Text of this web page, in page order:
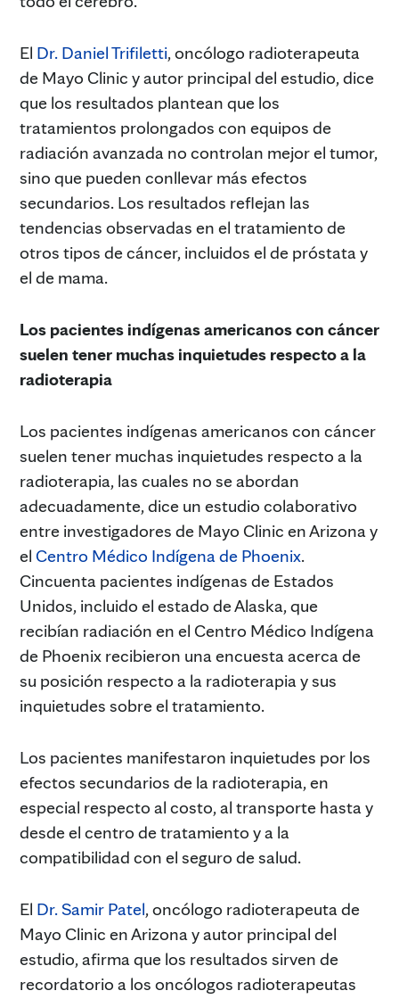
El Dr. Daniel Trifiletti, oncólogo radioterapeuta
de Mayo Clinic y autor principal del estudio, dice
que los resultados plantean que los
tratamientos prolongados con equipos de
radiación avanzada no controlan mejor el tumor,
sino que pueden conllevar más efectos
secundarios. Los resultados reflejan las
tendencias observadas en el tratamiento de
otros tipos de cáncer, incluidos el de próstata y
el de mama.
Los pacientes indígenas americanos con cáncer
suelen tener muchas inquietudes respecto a la
radioterapia
Los pacientes indígenas americanos con cáncer
suelen tener muchas inquietudes respecto a la
radioterapia, las cuales no se abordan
adecuadamente, dice un estudio colaborativo
entre investigadores de Mayo Clinic en Arizona y
el Centro Médico Indígena de Phoenix.
Cincuenta pacientes indígenas de Estados
Unidos, incluido el estado de Alaska, que
recibían radiación en el Centro Médico Indígena
de Phoenix recibieron una encuesta acerca de
su posición respecto a la radioterapia y sus
inquietudes sobre el tratamiento.
Los pacientes manifestaron inquietudes por los
efectos secundarios de la radioterapia, en
especial respecto al costo, al transporte hasta y
desde el centro de tratamiento y a la
compatibilidad con el seguro de salud.
El Dr. Samir Patel, oncólogo radioterapeuta de
Mayo Clinic en Arizona y autor principal del
estudio, afirma que los resultados sirven de
recordatorio a los oncólogos radioterapeutas